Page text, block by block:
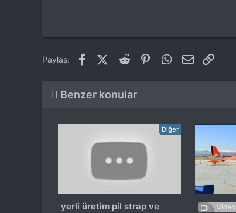
Paylaş: FacebookX (Twitter)
Reddit PinterestWhatsApp
E-posta
Benzer konular
Diğer
yerli üretim pil strap ve
Video